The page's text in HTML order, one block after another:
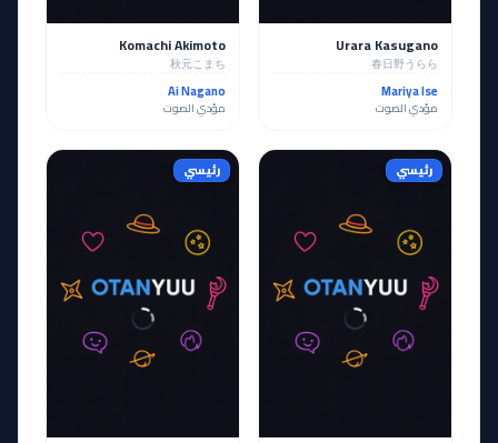
Urara Kasugano
春日野うらら
Mariya Ise
مؤدي الصوت
Komachi Akimoto
秋元こまち
Ai Nagano
مؤدي الصوت
رئيسي رئيسي